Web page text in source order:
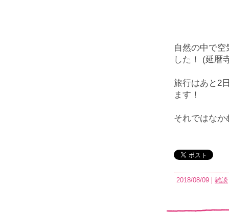
自然の中で
した！ (延暦
旅行はあと2
ます！
それではなか
2018/08/09 雑談